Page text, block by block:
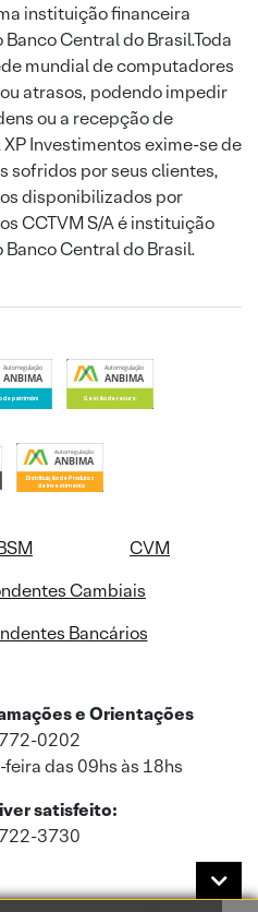
instituição financeira
Central do Brasil.Toda
mundial de computadores
atrasos, podendo impedir
ou a recepção de
Investimentos exime-se de
sofridos por seus clientes,
disponibilizados por
CCTVM S/A é instituição
Central do Brasil.
CVM
Cambiais
Bancários
e Orientações
0202
das 09hs às 18hs
satisfeito:
3730